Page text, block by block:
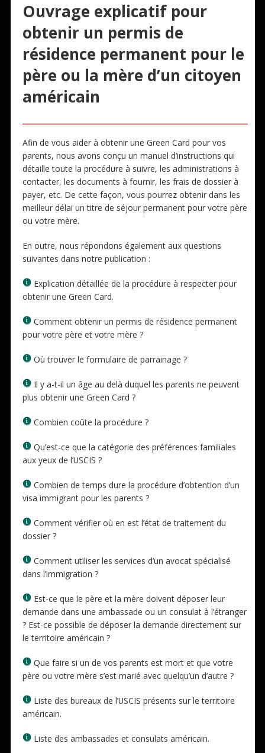
Ouvrage explicatif pour
obtenir un permis de
résidence permanent pour le
père ou la mère d’un citoyen
américain
Afin de vous aider à obtenir une Green Card pour vos
parents, nous avons conçu un manuel d’instructions qui
détaille toute la procédure à suivre, les administrations à
contacter, les documents à fournir, les frais de dossier à
payer, etc. De cette façon, vous pourrez obtenir dans les
meilleur délai un titre de séjour permanent pour votre père
ou votre mère.
En outre, nous répondons également aux questions
suivantes dans notre publication :
Explication détaillée de la procédure à respecter pour
obtenir une Green Card.
Comment obtenir un permis de résidence permanent
pour votre père et votre mère ?
Où trouver le formulaire de parrainage ?
Il y a-t-il un âge au delà duquel les parents ne peuvent
plus obtenir une Green Card ?
Combien coûte la procédure ?
Qu’est-ce que la catégorie des préférences familiales
aux yeux de l’USCIS ?
Combien de temps dure la procédure d’obtention d’un
visa immigrant pour les parents ?
Comment vérifier où en est l’état de traitement du
dossier ?
Comment utiliser les services d’un avocat spécialisé
dans l’immigration ?
Est-ce que le père et la mère doivent déposer leur
demande dans une ambassade ou un consulat à l’étranger
? Est-ce possible de déposer la demande directement sur
le territoire américain ?
Que faire si un de vos parents est mort et que votre
père ou votre mère s’est marié avec quelqu’un d’autre ?
Liste des bureaux de l’USCIS présents sur le territoire
américain.
Liste des ambassades et consulats américain.